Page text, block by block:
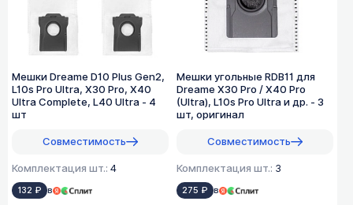
Мешки Dreame D10 Plus Gen2,
L10s Pro Ultra, X30 Pro, X40
Ultra Complete, L40 Ultra - 4
шт
Совместимость
Комплектация шт.: 4
132 ₽ в
Мешки угольные RDB11 для
Dreame X30 Pro / X40 Pro
(Ultra), L10s Pro Ultra и др. - 3
шт, оригинал
Совместимость
Комплектация шт.: 3
275 ₽ в